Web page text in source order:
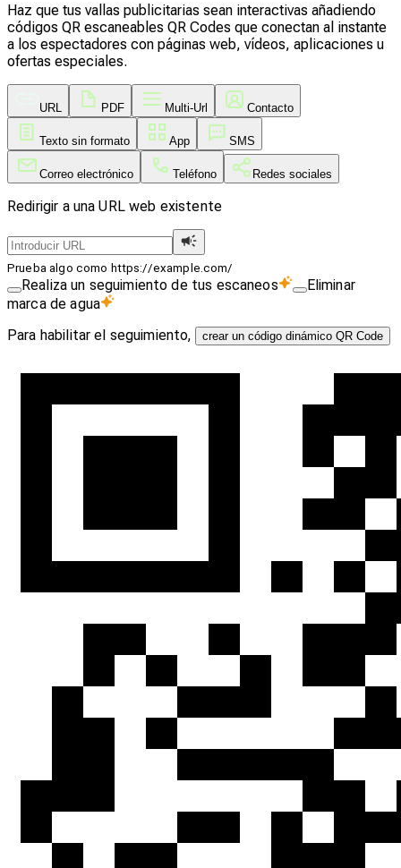
Haz que tus vallas publicitarias sean interactivas añadiendo
códigos QR escaneables QR Codes que conectan al instante
a los espectadores con páginas web, vídeos, aplicaciones u
ofertas especiales.
URL PDF Multi-Url Contacto
Texto sin formato App SMS
Correo electrónico Teléfono Redes sociales
Redirigir a una URL web existente
Prueba algo como https://example.com/
Realiza un seguimiento de tus escaneos
Eliminar
marca de agua
Para habilitar el seguimiento,
crear un código dinámico QR Code